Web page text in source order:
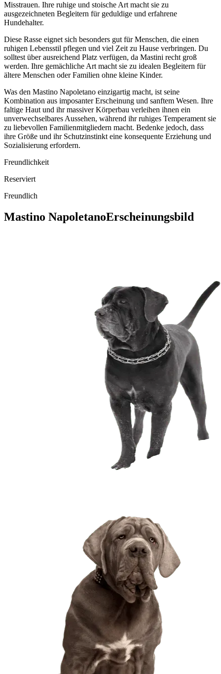
Misstrauen. Ihre ruhige und stoische Art macht sie zu
ausgezeichneten Begleitern für geduldige und erfahrene
Hundehalter.
Diese Rasse eignet sich besonders gut für Menschen, die einen
ruhigen Lebensstil pflegen und viel Zeit zu Hause verbringen. Du
solltest über ausreichend Platz verfügen, da Mastini recht groß
werden. Ihre gemächliche Art macht sie zu idealen Begleitern für
ältere Menschen oder Familien ohne kleine Kinder.
Was den Mastino Napoletano einzigartig macht, ist seine
Kombination aus imposanter Erscheinung und sanftem Wesen. Ihre
faltige Haut und ihr massiver Körperbau verleihen ihnen ein
unverwechselbares Aussehen, während ihr ruhiges Temperament sie
zu liebevollen Familienmitgliedern macht. Bedenke jedoch, dass
ihre Größe und ihr Schutzinstinkt eine konsequente Erziehung und
Sozialisierung erfordern.
Freundlichkeit
Reserviert
Freundlich
Mastino NapoletanoErscheinungsbild